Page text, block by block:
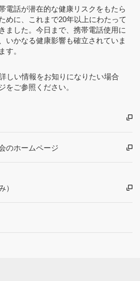
電話が潜在的な健康リスクをもたら
めに、これまで20年以上にわたって
ました。今日まで、携帯電話使用に
いかなる健康影響も確立されていま
す。
しい情報をお知りになりたい場合
をご参照ください。
のホームページ
）